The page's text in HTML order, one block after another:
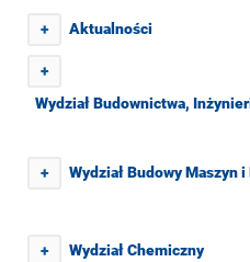
+ Aktualności
+
Wydział Budownictwa,
+ Wydział Budowy Maszyn
+ Wydział Chemiczny